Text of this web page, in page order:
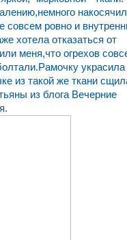
совсем ровно и
хотела отказаться от
меня,что огрехов
украсила
из такой же ткани
из блога Вечерние